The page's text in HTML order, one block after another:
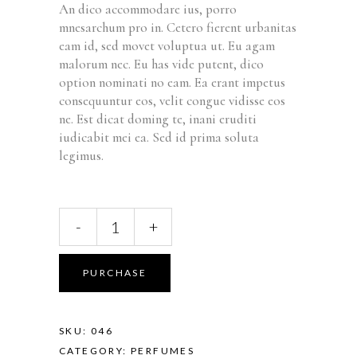
An dico accommodare ius, porro
mnesarchum pro in. Cetero fierent urbanitas
eam id, sed movet voluptua ut. Eu agam
malorum nec. Eu has vide putent, dico
option nominati no eam. Ea erant impetus
consequuntur eos, velit congue vidisse eos
ne. Est dicat doming te, inani eruditi
iudicabit mei ea. Sed id prima soluta
legimus.
- +
PURCHASE
SKU: 046
CATEGORY:PERFUMES